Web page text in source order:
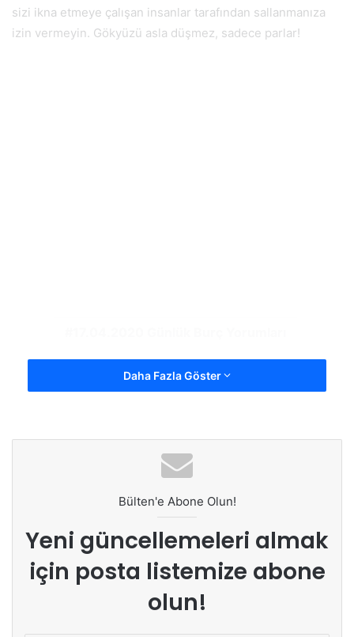
sizi ikna etmeye çalışan insanlar tarafından sallanmanıza
izin vermeyin. Gökyüzü asla düşmez, sadece parlar!
Daha Fazla Göster
Bülten'e Abone Olun!
Yeni güncellemeleri almak
için posta listemize abone
olun!